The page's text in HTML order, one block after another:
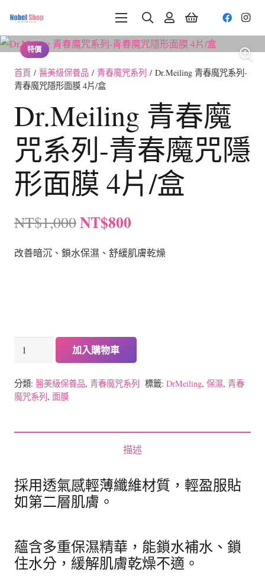
特價
首頁 / 醫美級保養品 / 青春魔咒系列 / Dr.Meiling 青春魔咒系列-
青春魔咒隱形面膜 4片/盒
Dr.Meiling 青春魔
咒系列-青春魔咒隱
形面膜 4片/盒
NT$1,000原
價
NT$800
價
改善暗沉、鎖水保濕、舒緩肌膚乾燥
Dr.Meiling
春
魔
春
魔
咒
形
面
加入購物車
分類: 醫美級保養品, 青春魔咒系列 標籤: DrMeiling, 保濕, 青春
魔咒系列 , 面膜
描述
採用透氣感輕薄纖維材質，輕盈服貼
如第二層肌膚。
蘊含多重保濕精華，能鎖水補水、鎖
住水分，緩解肌膚乾燥不適。